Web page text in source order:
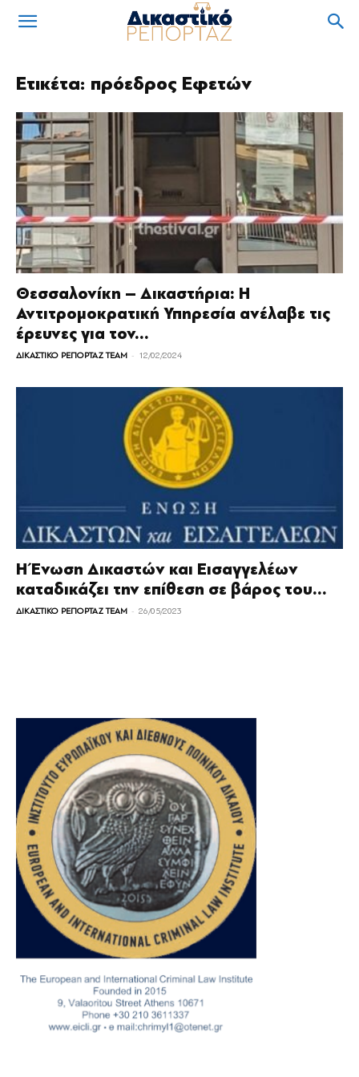
Ετικέτα: πρόεδρος Εφετών
Θεσσαλονίκη – Δικαστήρια: Η
Αντιτρομοκρατική Υπηρεσία ανέλαβε τις
έρευνες για τον...
ΔΙΚΑΣΤΙΚΟ ΡΕΠΟΡΤΑΖ TEAM - 12/02/2024
Η Ένωση Δικαστών και Εισαγγελέων
καταδικάζει την επίθεση σε βάρος του...
ΔΙΚΑΣΤΙΚΟ ΡΕΠΟΡΤΑΖ TEAM - 26/05/2023